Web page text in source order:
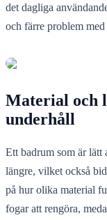
det dagliga
och färre problem
Material och
underhåll
Ett badrum som är lätt
längre, vilket också
på hur olika material
fogar att rengöra,